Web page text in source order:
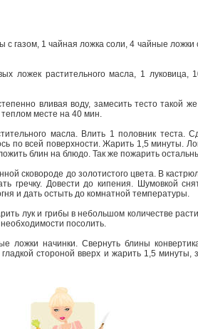
с газом, 1 чайная ложка соли, 4 чайные
ложек растительного масла, 1 луковица,
вливая воду, замесить тесто такой
теплом месте на 40 мин.
масла. Влить 1 половник теста.
по всей поверхности. Жарить 1,5 минуты.
блин на блюдо. Так же пожарить
сковороде до золотистого цвета. В
гречку. Довести до кипения. Шумовкой
и дать остыть до комнатной температуры.
лук и грибы в небольшом количестве
посолить.
ложки начинки. Свернуть блины
стороной вверх и жарить 1,5 минуты,